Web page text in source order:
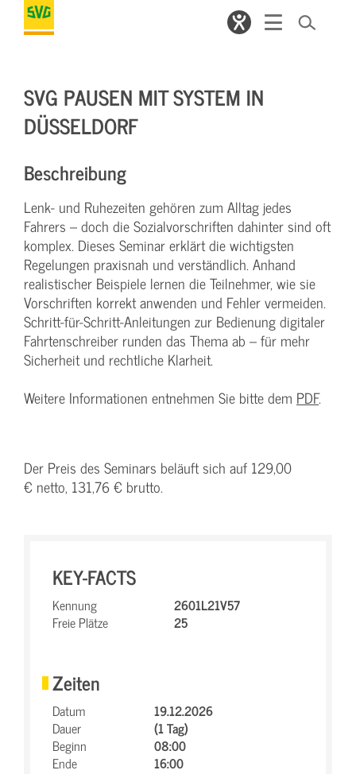
SVG PAUSEN MIT SYSTEM IN
DÜSSELDORF
Beschreibung
Lenk- und Ruhezeiten gehören zum Alltag jedes
Fahrers – doch die Sozialvorschriften dahinter sind oft
komplex. Dieses Seminar erklärt die wichtigsten
Regelungen praxisnah und verständlich. Anhand
realistischer Beispiele lernen die Teilnehmer, wie sie
Vorschriften korrekt anwenden und Fehler vermeiden.
Schritt-für-Schritt-Anleitungen zur Bedienung digitaler
Fahrtenschreiber runden das Thema ab – für mehr
Sicherheit und rechtliche Klarheit.
Weitere Informationen entnehmen Sie bitte dem PDF.
Der Preis des Seminars beläuft sich auf 129,00
€ netto, 131,76 € brutto.
KEY-FACTS
Kennung
2601L21V57
Freie Plätze
25
Zeiten
Datum
19.12.2026
Dauer
(1 Tag)
Beginn
08:00
Ende
16:00